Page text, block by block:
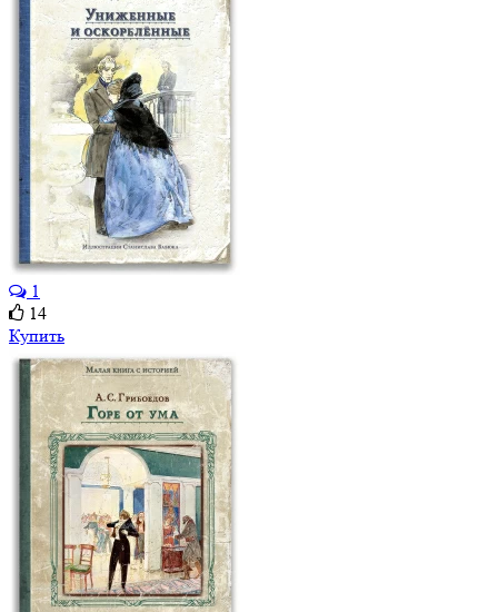
1
14
Купить